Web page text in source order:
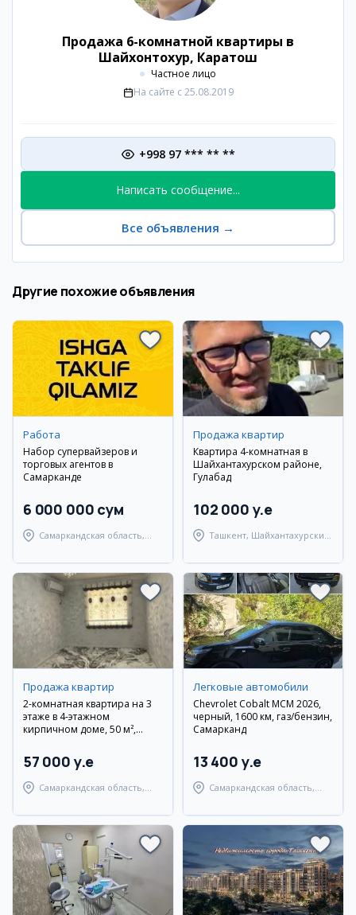
Продажа 6-комнатной квартиры в
Шайхонтохур, Каратош
Частное лицо
На сайте с 25.08.2019
+998 97 *** ** **
Написать сообщение...
Все объявления →
Другие похожие объявления
Работа
Набор супервайзеров и
торговых агентов в
Самарканде
6 000 000 сум
Самаркандская область,
Продажа квартир
Квартира 4-комнатная в
Шайхантахурском районе,
Гулабад
102 000 y.e
Ташкент, Шайхантахурский
Продажа квартир
2-комнатная квартира на 3
этаже в 4-этажном
кирпичном доме, 50 м²,
57 000 y.e
Самаркандская область,
Легковые автомобили
Chevrolet Cobalt MCM 2026,
черный, 1600 км, газ/бензин,
Самарканд
13 400 y.e
Самаркандская область,